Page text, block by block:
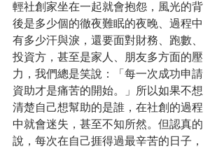
輕社創家坐在一起就會抱怨，風光的背
後是多少個的徹夜難眠的夜晚、過程中
有多少汗與淚，還要面對財務、跑數、
投資方，甚至是家人、朋友多方面的壓
力，我們總是笑說：「每一次成功申請
資助才是痛苦的開始。」所以如果不想
清楚自己想幫助的是誰，在社創的過程
中就會迷失，甚至不知所然。但認真的
說，每次在自己捱得過最辛苦的日子，